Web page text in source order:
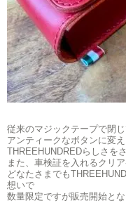
従来のマジックテープで閉
アンティークなボタンに変
THREEHUNDREDらしさを
また、車検証を入れるクリ
どなたさまでも
想いで
数量限定ですが販売開始とな